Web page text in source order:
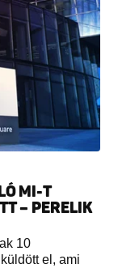
MI-T
– PERELIK
10
el, ami